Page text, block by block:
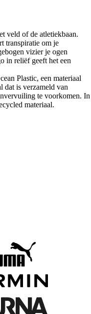
veld of de atletiekbaan.
transpiratie om je
vizier je ogen
in reliëf geeft het een
Plastic, een materiaal
dat is verzameld van
te voorkomen. In
materiaal.